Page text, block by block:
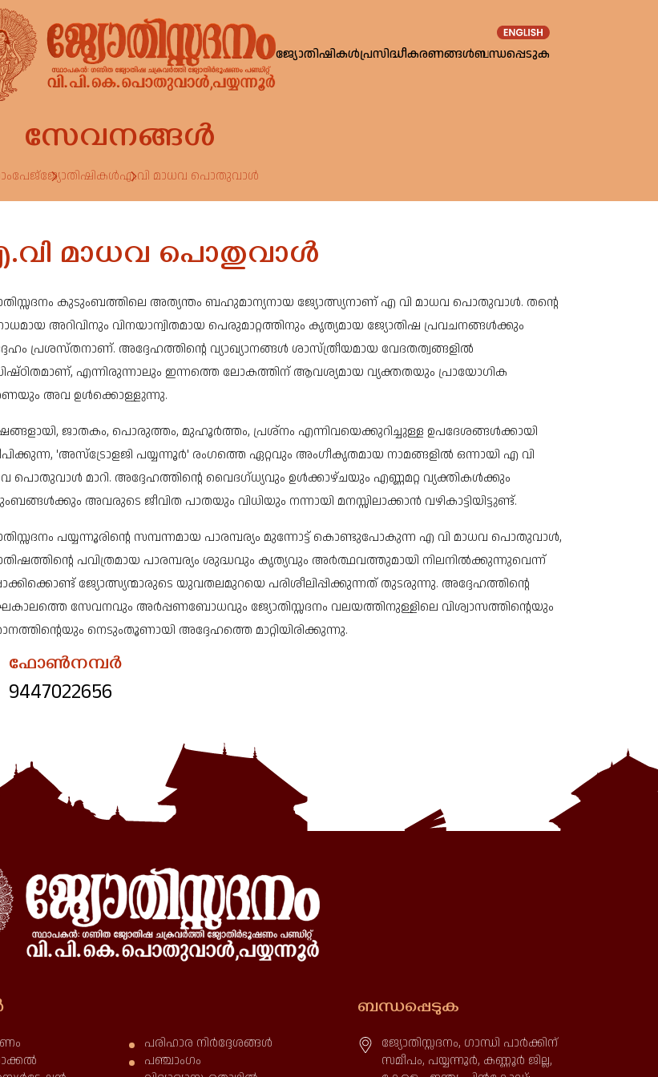
ജ്യോതിഷികൾപ്രസിദ്ധീകരണങ്ങൾബന്ധപ്പെടുക
സേവനങ്ങൾ
ജ്യോതിഷികൾഎ.വി മാധവ പൊതുവാൾ
മാധവ പൊതുവാൾ
കുടുംബത്തിലെ അത്യന്തം ബഹുമാന്യനായ ജ്യോത്സ്യനാണ് എ വി മാധവ പൊതുവാൾ. തൻ്റെ
അറിവിനും വിനയാന്വിതമായ പെരുമാറ്റത്തിനും കൃത്യമായ ജ്യോതിഷ പ്രവചനങ്ങൾക്കും
പ്രശസ്തനാണ്. അദ്ദേഹത്തിൻ്റെ വ്യാഖ്യാനങ്ങൾ ശാസ്ത്രീയമായ വേദതത്വങ്ങളിൽ
എന്നിരുന്നാലും ഇന്നത്തെ ലോകത്തിന് ആവശ്യമായ വ്യക്തതയും പ്രായോഗിക
അവ ഉൾക്കൊള്ളുന്നു.
ജാതകം, പൊരുത്തം, മുഹൂർത്തം, പ്രശ്നം എന്നിവയെക്കുറിച്ചുള്ള ഉപദേശങ്ങൾക്കായി
'അസ്‌ട്രോളജി പയ്യന്നൂർ' രംഗത്തെ ഏറ്റവും അംഗീകൃതമായ നാമങ്ങളിൽ ഒന്നായി എ വി
പൊതുവാൾ മാറി. അദ്ദേഹത്തിൻ്റെ വൈദഗ്ധ്യവും ഉൾക്കാഴ്ചയും എണ്ണമറ്റ വ്യക്തികൾക്കും
അവരുടെ ജീവിത പാതയും വിധിയും നന്നായി മനസ്സിലാക്കാൻ വഴികാട്ടിയിട്ടുണ്ട്.
പയ്യന്നൂരിൻ്റെ സമ്പന്നമായ പാരമ്പര്യം മുന്നോട്ട് കൊണ്ടുപോകുന്ന എ വി മാധവ പൊതുവാൾ,
പവിത്രമായ പാരമ്പര്യം ശുദ്ധവും കൃത്യവും അർത്ഥവത്തുമായി നിലനിൽക്കുന്നുവെന്ന്
ജ്യോത്സ്യന്മാരുടെ യുവതലമുറയെ പരിശീലിപ്പിക്കുന്നത് തുടരുന്നു. അദ്ദേഹത്തിൻ്റെ
സേവനവും അർപ്പണബോധവും ജ്യോതിസ്സദനം വലയത്തിനുള്ളിലെ വിശ്വാസത്തിൻ്റെയും
നെടുംതൂണായി അദ്ദേഹത്തെ മാറ്റിയിരിക്കുന്നു.
ഫോൺനമ്പർ
9447022656
പരിഹാര നിർദ്ദേശങ്ങൾ
പഞ്ചാംഗം
ബന്ധപ്പെടുക
ജ്യോതിസ്സദനം, ഗാന്ധി പാർക്കിന്
സമീപം, പയ്യന്നൂർ, കണ്ണൂർ ജില്ല,